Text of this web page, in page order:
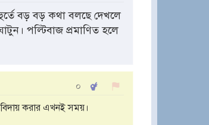
বড় বড় কথা বলছে দেখলে
পল্টিবাজ প্রমাণিত হলে
০
করার এখনই সময়।